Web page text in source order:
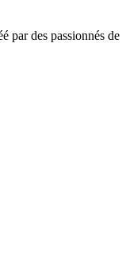
par des passionnés de